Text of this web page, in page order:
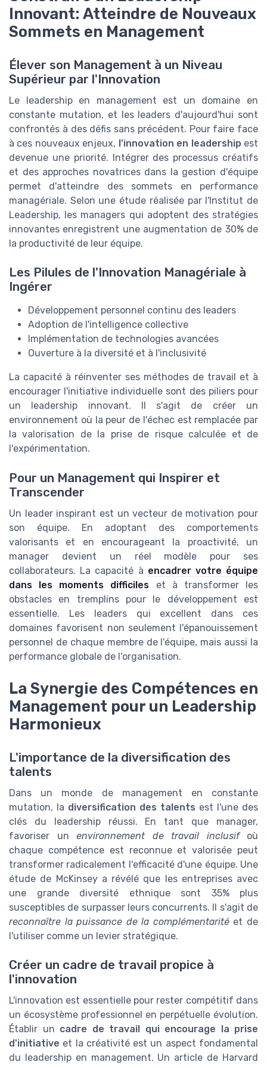
Innovant: Atteindre de Nouveaux
Sommets en Management
Élever son Management à un Niveau
Supérieur par l'Innovation
Le leadership en management est un domaine en
constante mutation, et les leaders d'aujourd'hui sont
confrontés à des défis sans précédent. Pour faire face
à ces nouveaux enjeux, l'innovation en leadership est
devenue une priorité. Intégrer des processus créatifs
et des approches novatrices dans la gestion d'équipe
permet d'atteindre des sommets en performance
managériale. Selon une étude réalisée par l'Institut de
Leadership, les managers qui adoptent des stratégies
innovantes enregistrent une augmentation de 30% de
la productivité de leur équipe.
Les Pilules de l'Innovation Managériale à
Ingérer
Développement personnel continu des leaders
Adoption de l'intelligence collective
Implémentation de technologies avancées
Ouverture à la diversité et à l'inclusivité
La capacité à réinventer ses méthodes de travail et à
encourager l'initiative individuelle sont des piliers pour
un leadership innovant. Il s'agit de créer un
environnement où la peur de l'échec est remplacée par
la valorisation de la prise de risque calculée et de
l'expérimentation.
Pour un Management qui Inspirer et
Transcender
Un leader inspirant est un vecteur de motivation pour
son équipe. En adoptant des comportements
valorisants et en encourageant la proactivité, un
manager devient un réel modèle pour ses
collaborateurs. La capacité à encadrer votre équipe
dans les moments difficiles et à transformer les
obstacles en tremplins pour le développement est
essentielle. Les leaders qui excellent dans ces
domaines favorisent non seulement l'épanouissement
personnel de chaque membre de l'équipe, mais aussi la
performance globale de l'organisation.
La Synergie des Compétences en
Management pour un Leadership
Harmonieux
L'importance de la diversification des
talents
Dans un monde de management en constante
mutation, la diversification des talents est l'une des
clés du leadership réussi. En tant que manager,
favoriser un environnement de travail inclusifoù
chaque compétence est reconnue et valorisée peut
transformer radicalement l'efficacité d'une équipe. Une
étude de McKinsey a révélé que les entreprises avec
une grande diversité ethnique sont 35% plus
susceptibles de surpasser leurs concurrents. Il s'agit de
reconnaître la puissance de la complémentaritéet de
l'utiliser comme un levier stratégique.
Créer un cadre de travail propice à
l'innovation
L'innovation est essentielle pour rester compétitif dans
un écosystème professionnel en perpétuelle évolution.
Établir un cadre de travail qui encourage la prise
d'initiative et la créativité est un aspect fondamental
du leadership en management. Un article de Harvard